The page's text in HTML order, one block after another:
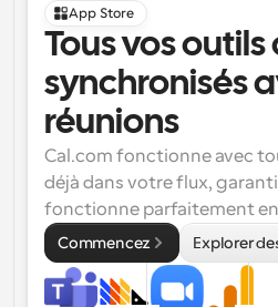
App Store
Tous vos outils
synchronisés
réunions
Cal.com fonctionne avec
déjà dans votre flux,
fonctionne parfaitement
Commencez Explorer